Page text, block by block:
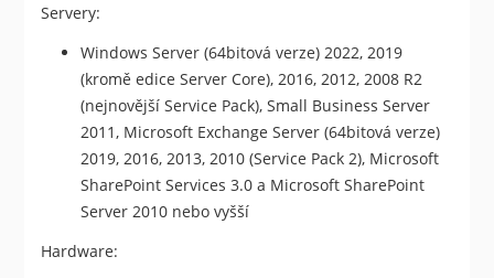
Servery:
Windows Server (64bitová verze) 2022, 2019
(kromě edice Server Core), 2016, 2012, 2008 R2
(nejnovější Service Pack), Small Business Server
2011, Microsoft Exchange Server (64bitová verze)
2019, 2016, 2013, 2010 (Service Pack 2), Microsoft
SharePoint Services 3.0 a Microsoft SharePoint
Server 2010 nebo vyšší
Hardware: